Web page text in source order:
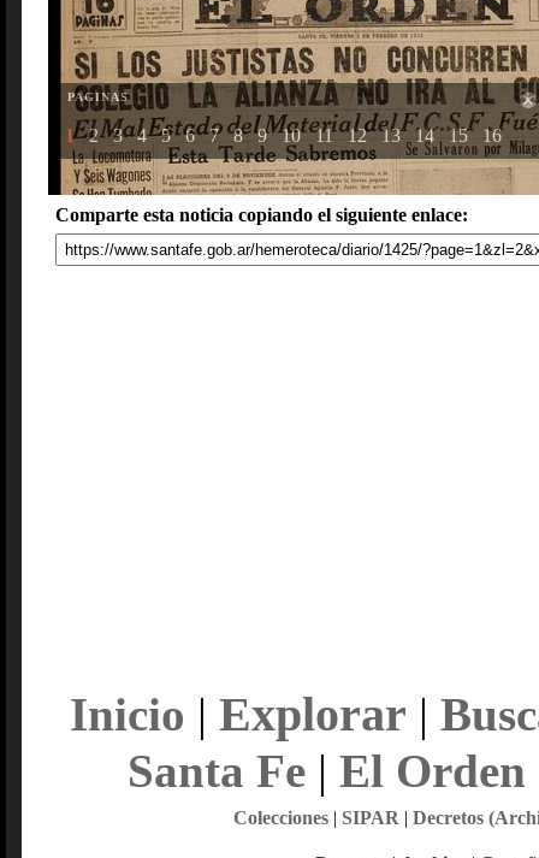
PAGINAS
1 2 3 4 5 6 7 8 9 10 11 12 13 14 15 16
Comparte esta noticia copiando el siguiente enlace:
Inicio | Explorar |
Santa Fe| El Orden
Colecciones| SIPAR | Decretos